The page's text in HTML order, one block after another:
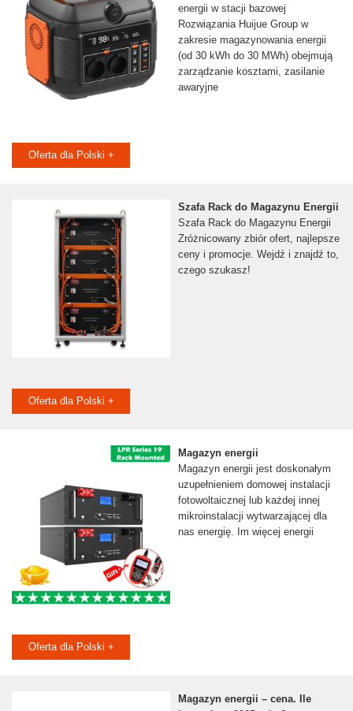
energii w stacji bazowej
Rozwiązania Huijue Group w
zakresie magazynowania energii
(od 30 kWh do 30 MWh) obejmują
zarządzanie kosztami, zasilanie
awaryjne
Oferta dla Polski +
Szafa Rack do Magazynu Energii
Szafa Rack do Magazynu Energii
Zróżnicowany zbiór ofert, najlepsze
ceny i promocje. Wejdź i znajdź to,
czego szukasz!
Oferta dla Polski +
Magazyn energii
Magazyn energii jest doskonałym
uzupełnieniem domowej instalacji
fotowoltaicznej lub każdej innej
mikroinstalacji wytwarzającej dla
nas energię. Im więcej energii
Oferta dla Polski +
Magazyn energii – cena. Ile